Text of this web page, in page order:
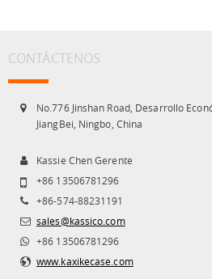
CONTÁCTENOS
No.776 Jinshan Road, Desarrollo
JiangBei, Ningbo, China
Kassie Chen Gerente
+86 13506781296
+86-574-88231191
sales@kassico.com
+86 13506781296
www.kaxikecase.com